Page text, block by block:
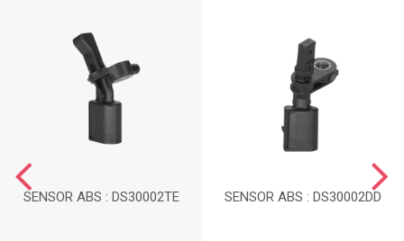
SENSOR ABS : DS30002TE SENSOR ABS : DS30002DD